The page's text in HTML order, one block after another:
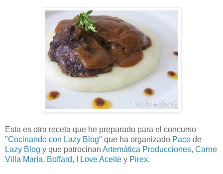
Esta es otra receta que he preparado para el concurso
"Cocinando con Lazy Blog" que ha organizado Paco de
Lazy Blog y que patrocinan Artemática Producciones, Carne
Villa María, Boffard, I Love Aceite y Pirex.